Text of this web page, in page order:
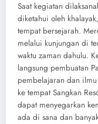
Saat kegiatan
diketahui oleh
tempat bersejarah.
melalui kunjungan di
waktu zaman dahulu.
langsung pembuatan
pembelajaran dan
ke tempat Sangkan
dapat menyegarkan
ada di sana dan